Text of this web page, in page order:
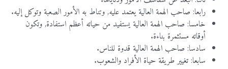
رابعا: صاحب الهمة العالية يعتمد عليه,وتناط به الأمورالصعبة وتوكل إليه.
خامسا: صاحب الهمة العالية يستفيد من حياته أعظم استفادة,وتكون
أوقاته مستثمرة بناءة.
سادسا: صاحب الهمة العالية قدوة للناس.
سابعا:تغييرطريقة حياة الأفراد والشعوب.